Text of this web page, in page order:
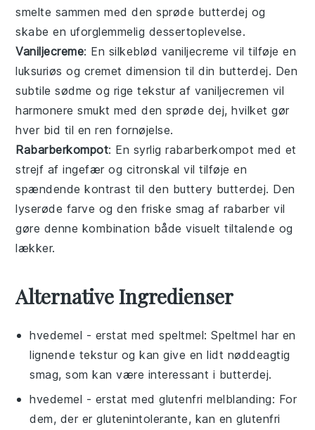
smelte sammen med den sprøde butterdej og
skabe en uforglemmelig dessertoplevelse.
Vaniljecreme: En silkeblød vaniljecreme vil tilføje en
luksuriøs og cremet dimension til din butterdej. Den
subtile sødme og rige tekstur af vaniljecremen vil
harmonere smukt med den sprøde dej, hvilket gør
hver bid til en ren fornøjelse.
Rabarberkompot: En syrligrabarberkompot med et
strejf afingefær og citronskal vil tilføje en
spændende kontrast til den buttery butterdej. Den
lyserøde farve og den friske smag af rabarber vil
gøre denne kombination både visuelt tiltalende og
lækker.
Alternative Ingredienser
hvedemel - erstat medspeltmel: Speltmel har en
lignende tekstur og kan give en lidt nøddeagtig
smag, som kan være interessant i butterdej.
hvedemel - erstat medglutenfri melblanding: For
dem, der er glutenintolerante, kan en glutenfri